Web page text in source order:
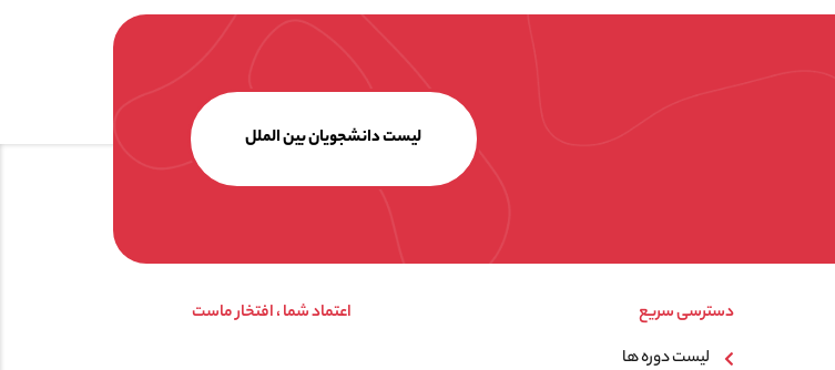
لیست دانشجویان بین الملل
دسترسی سریع
لیست دوره ها
اعتماد شما ، افتخار ماست